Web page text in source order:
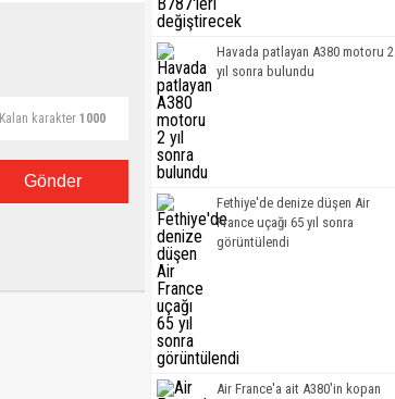
Kalan karakter 1000
Gönder
Havada patlayan A380 motoru 2
yıl sonra bulundu
Fethiye'de denize düşen Air
France uçağı 65 yıl sonra
görüntülendi
Air France'a ait A380'in kopan